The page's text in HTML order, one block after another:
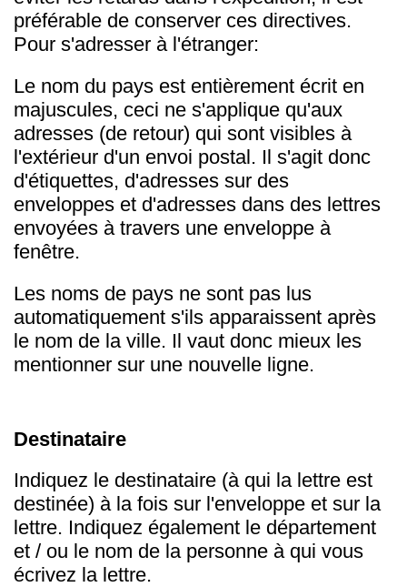
préférable de conserver ces directives.
Pour s'adresser à l'étranger:
Le nom du pays est entièrement écrit en
majuscules, ceci ne s'applique qu'aux
adresses (de retour) qui sont visibles à
l'extérieur d'un envoi postal. Il s'agit donc
d'étiquettes, d'adresses sur des
enveloppes et d'adresses dans des lettres
envoyées à travers une enveloppe à
fenêtre.
Les noms de pays ne sont pas lus
automatiquement s'ils apparaissent après
le nom de la ville. Il vaut donc mieux les
mentionner sur une nouvelle ligne.
Destinataire
Indiquez le destinataire (à qui la lettre est
destinée) à la fois sur l'enveloppe et sur la
lettre. Indiquez également le département
et / ou le nom de la personne à qui vous
écrivez la lettre.